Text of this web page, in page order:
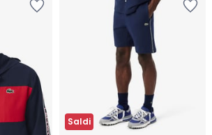
Saldi